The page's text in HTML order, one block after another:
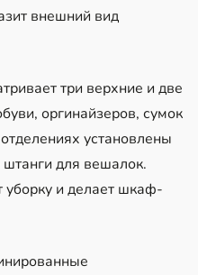
внешний вид
три верхние и две
оргинайзеров, сумок
установлены
для вешалок.
уборку и делает шкаф-